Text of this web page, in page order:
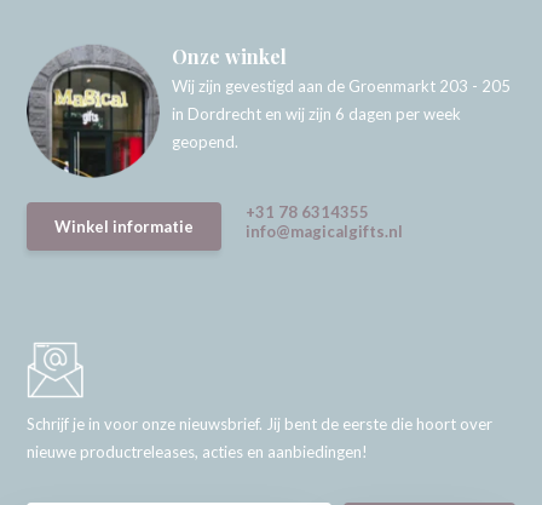
Onze winkel
Wij zijn gevestigd aan de Groenmarkt 203 - 205
in Dordrecht en wij zijn 6 dagen per week
geopend.
Winkel informatie
+31 78 6314355
info@magicalgifts.nl
Schrijf je in voor onze nieuwsbrief. Jij bent de eerste die hoort over
nieuwe productreleases, acties en aanbiedingen!